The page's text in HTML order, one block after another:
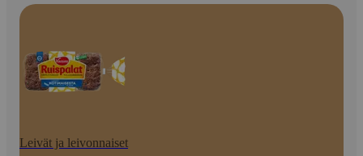
Leivät ja leivonnaiset